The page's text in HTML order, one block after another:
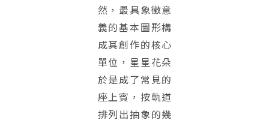
然，最具象徵意
義的基本圖形構
成其創作的核心
單位，星星花朵
於是成了常見的
座上賓，按軌道
排列出抽象的幾